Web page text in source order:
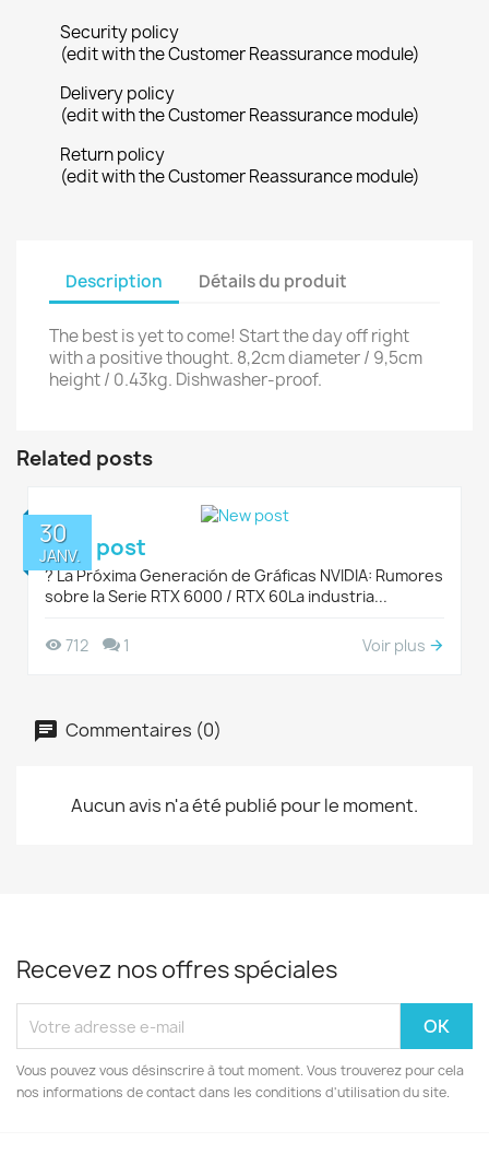
Security policy
(edit with the Customer Reassurance module)
Delivery policy
(edit with the Customer Reassurance module)
Return policy
(edit with the Customer Reassurance module)
Description Détails du produit
The best is yet to come! Start the day off right
with a positive thought. 8,2cm diameter / 9,5cm
height / 0.43kg. Dishwasher-proof.
Related posts
30
JANV.
New post
?️ La Próxima Generación de Gráficas NVIDIA: Rumores
sobre la Serie RTX 6000 / RTX 60La industria...
712 1 Voir plus
Commentaires (0)
Aucun avis n'a été publié pour le moment.
Recevez nos offres spéciales
Vous pouvez vous désinscrire à tout moment. Vous trouverez pour cela
nos informations de contact dans les conditions d'utilisation du site.